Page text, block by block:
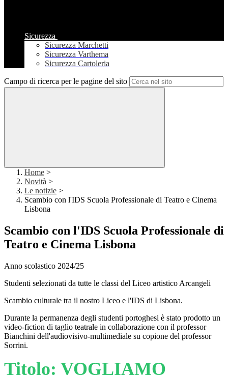
Sicurezza
Sicurezza Marchetti
Sicurezza Varthema
Sicurezza Cartoleria
Campo di ricerca per le pagine del sito
Home >
Novità >
Le notizie >
Scambio con l'IDS Scuola Professionale di Teatro e Cinema
Lisbona
Scambio con l'IDS Scuola Professionale di
Teatro e Cinema Lisbona
Anno scolastico 2024/25
Studenti selezionati da tutte le classi del Liceo artistico Arcangeli
Scambio culturale tra il nostro Liceo e l'IDS di Lisbona.
Durante la permanenza degli studenti portoghesi è stato prodotto un
video-fiction di taglio teatrale in collaborazione con il professor
Bianchini dell'audiovisivo-multimediale su copione del professor
Sorrini.
Titolo: VOGLIAMO